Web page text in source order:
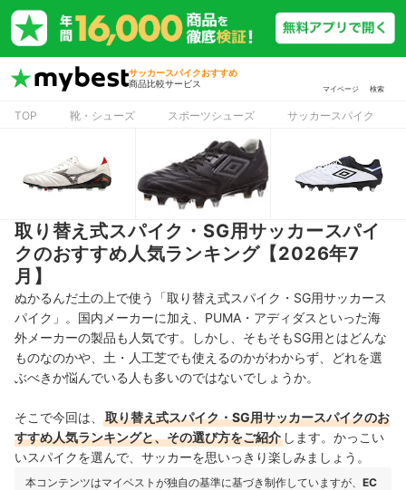
サッカースパイクおすすめ
商品比較サービス
マイページ 検索
TOP 靴・シューズ スポーツシューズ サッカースパイク
取り替え式スパイク・SG用サッカースパイ
クのおすすめ人気ランキング【2026年7
月】
ぬかるんだ土の上で使う「取り替え式スパイク・SG用サッカース
パイク」。国内メーカーに加え、PUMA・アディダスといった海
外メーカーの製品も人気です。しかし、そもそもSG用とはどんな
ものなのかや、土・人工芝でも使えるのかがわからず、どれを選
ぶべきか悩んでいる人も多いのではないでしょうか。
そこで今回は、
取り替え式スパイク・SG用サッカースパイクのお
すすめ人気ランキングと、その選び方をご紹介 します。かっこい
いスパイクを選んで、サッカーを思いっきり楽しみましょう。
本コンテンツはマイベストが独自の基準に基づき制作していますが、 EC